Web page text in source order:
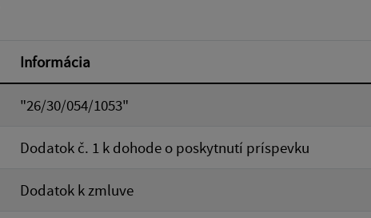
Informácia
"26/30/054/1053"
Dodatok č. 1 k dohode o poskytnutí príspevku
Dodatok k zmluve